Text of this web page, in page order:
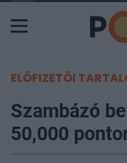
ELŐFIZETŐI
Szambázó
50,000